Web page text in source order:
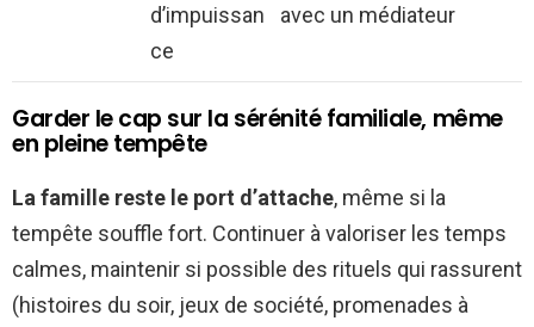
d’impuissan
ce
avec un médiateur
Garder le cap sur la sérénité familiale, même
en pleine tempête
La famille reste le port d’attache, même si la
tempête souffle fort. Continuer à valoriser les temps
calmes, maintenir si possible des rituels qui rassurent
(histoires du soir, jeux de société, promenades à